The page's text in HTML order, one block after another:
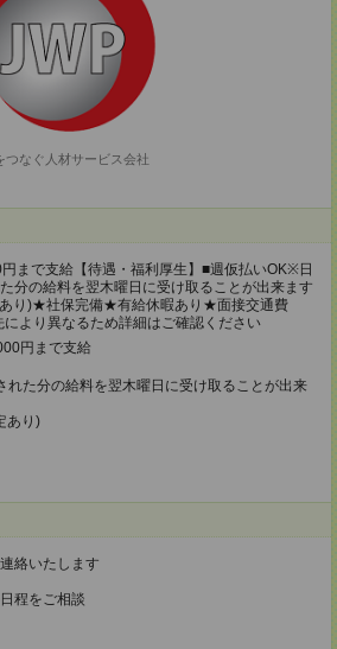
つなぐ人材サービス会社
円まで支給【待遇・福利厚生】■週仮払いOK※日
分の給料を翌木曜日に受け取ることが出来ます
り)★社保完備★有給休暇あり★面接交通費
より異なるため詳細はご確認ください
円まで支給
た分の給料を翌木曜日に受け取ることが出来
あり)
絡いたします
程をご相談